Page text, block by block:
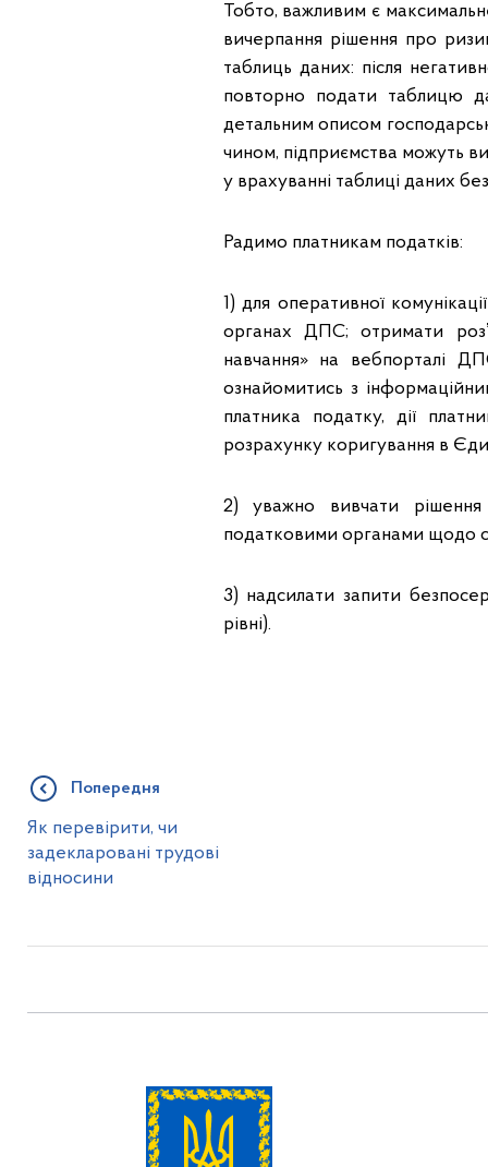
Тобто, важливим є
вичерпання рішення про
таблиць даних: після
повторно подати таблицю
детальним описом
чином, підприємства можуть
у врахуванні таблиці даних
Радимо платникам податків:
1) для оперативної
органах ДПС; отримати
навчання» на вебпорталі
ознайомитись з
платника податку, дії
розрахунку коригування в
2) уважно вивчати рішення
податковими органами щодо
3) надсилати запити
рівні).
Попередня
Як перевірити, чи
задекларовані трудові
відносини